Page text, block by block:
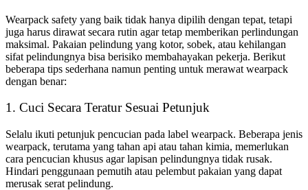
Wearpack safety yang baik tidak hanya dipilih dengan tepat, tetapi
juga harus dirawat secara rutin agar tetap memberikan perlindungan
maksimal. Pakaian pelindung yang kotor, sobek, atau kehilangan
sifat pelindungnya bisa berisiko membahayakan pekerja. Berikut
beberapa tips sederhana namun penting untuk merawat wearpack
dengan benar:
1. Cuci Secara Teratur Sesuai Petunjuk
Selalu ikuti petunjuk pencucian pada label wearpack. Beberapa jenis
wearpack, terutama yang tahan api atau tahan kimia, memerlukan
cara pencucian khusus agar lapisan pelindungnya tidak rusak.
Hindari penggunaan pemutih atau pelembut pakaian yang dapat
merusak serat pelindung.